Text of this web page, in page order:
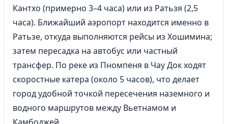
Кантхо (примерно 3–4 часа) или из Ратьзя (2,5
часа). Ближайший аэропорт находится именно в
Ратьзе, откуда выполняются рейсы из Хошимина;
затем пересадка на автобус или частный
трансфер. По реке из Пномпеня в Чау Док ходят
скоростные катера (около 5 часов), что делает
город удобной точкой пересечения наземного и
водного маршрутов между Вьетнамом и